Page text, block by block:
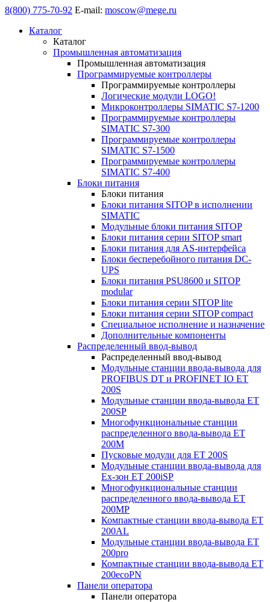
8(800) 775-70-92 E-mail: moscow@mege.ru
Каталог
Каталог
Промышленная автоматизация
Промышленная автоматизация
Программируемые контроллеры
Программируемые контроллеры
Логические модули LOGO!
Микроконтроллеры SIMATIC S7-1200
Программируемые контроллеры
SIMATIC S7-300
Программируемые контроллеры
SIMATIC S7-1500
Программируемые контроллеры
SIMATIC S7-400
Блоки питания
Блоки питания
Блоки питания SITOP в исполнении
SIMATIC
Модульные блоки питания SITOP
Блоки питания серии SITOP smart
Блоки питания для AS-интерфейса
Блоки бесперебойного питания DC-
UPS
Блоки питания PSU8600 и SITOP
modular
Блоки питания серии SITOP lite
Блоки питания серии SITOP compact
Специальное исполнение и назначение
Дополнительные компоненты
Распределенный ввод-вывод
Распределенный ввод-вывод
Модульные станции ввода-вывода для
PROFIBUS DT и PROFINET IO ET
200S
Модульные станции ввода-вывода ET
200SP
Многофункциональные станции
распределенного ввода-вывода ET
200M
Пусковые модули для ET 200S
Модульные станции ввода-вывода для
Ex-зон ET 200iSP
Многофункциональные станции
распределенного ввода-вывода ET
200MP
Компактные станции ввода-вывода ET
200AL
Модульные станции ввода-вывода ET
200pro
Компактные станции ввода-вывода ET
200ecoPN
Панели оператора
Панели оператора